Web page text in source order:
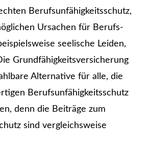
Berufs­unfähig­keitsschutz,
Ursachen für Berufs­
seelische Leiden,
Grundfähigkeitsversicherung
Alternative für alle, die
Berufs­unfähig­keitsschutz
denn die Beiträge zum
sind vergleichsweise